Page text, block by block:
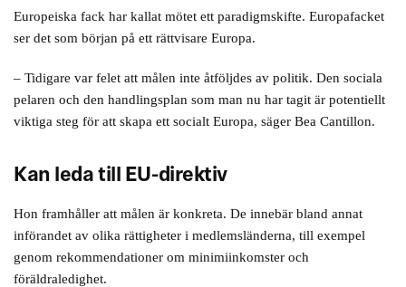
var lika viktig som någon annan dimension i EU.
Han tog upp hur viktiga rätten till jobb, anständiga arbetsvillkor,
sociala skyddsnät vid sjukdom och arbetslöshet är för att Europas
– EU-kommissionen påminde oss nyss om att vi måste rädda 15
kontinent. Det är ofattbart. Vi borde inte befinna oss i den
situationen.
Nyligen hävdade Mattias Dahl, Svenskt Näringslivs vice vd, i
Europeiska fack har kallat mötet ett paradigmskifte. Europafacket
ser det som början på ett rättvisare Europa.
– Tidigare var felet att målen inte åtföljdes av politik. Den sociala
pelaren och den handlingsplan som man nu har tagit är potentiellt
viktiga steg för att skapa ett socialt Europa, säger Bea Cantillon.
Kan leda till EU-direktiv
Hon framhåller att målen är konkreta. De innebär bland annat
införandet av olika rättigheter i medlemsländerna, till exempel
genom rekommendationer om minimiinkomster och
föräldraledighet.